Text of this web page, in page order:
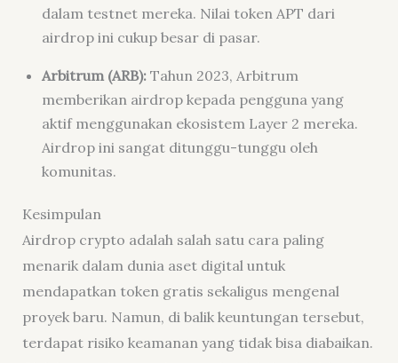
dalam testnet mereka. Nilai token APT dari
airdrop ini cukup besar di pasar.
Arbitrum (ARB): Tahun 2023, Arbitrum
memberikan airdrop kepada pengguna yang
aktif menggunakan ekosistem Layer 2 mereka.
Airdrop ini sangat ditunggu-tunggu oleh
komunitas.
Kesimpulan
Airdrop crypto adalah salah satu cara paling
menarik dalam dunia aset digital untuk
mendapatkan token gratis sekaligus mengenal
proyek baru. Namun, di balik keuntungan tersebut,
terdapat risiko keamanan yang tidak bisa diabaikan.